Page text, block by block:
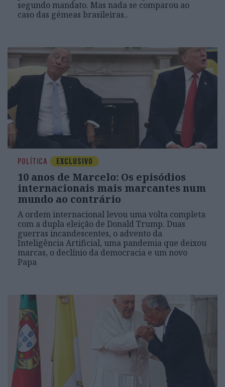
segundo mandato. Mas nada se comparou ao
caso das gémeas brasileiras..
POLÍTICA EXCLUSIVO
10 anos de Marcelo: Os episódios
internacionais mais marcantes num
mundo ao contrário
A ordem internacional levou uma volta completa
com a dupla eleição de Donald Trump. Duas
guerras incandescentes, o advento da
Inteligência Artificial, uma pandemia que deixou
marcas, o declínio da democracia e um novo
Papa